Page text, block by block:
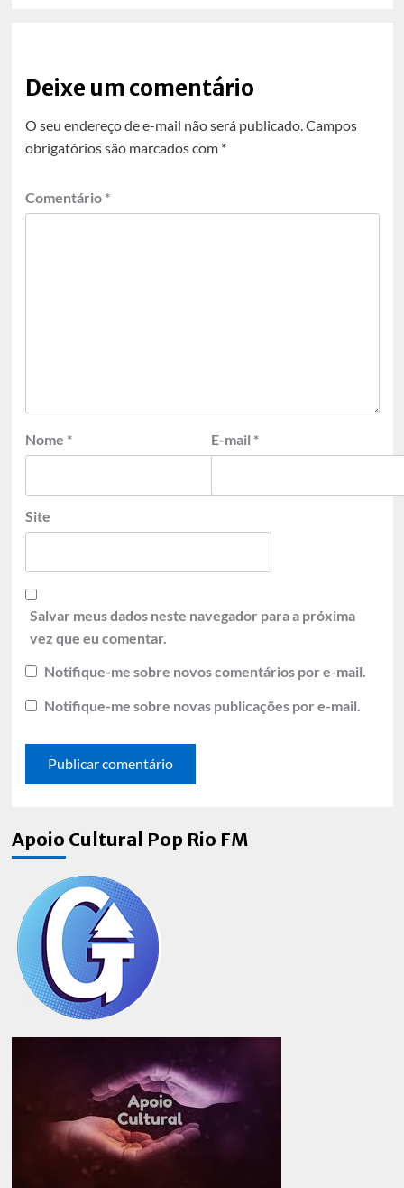
Deixe um comentário
O seu endereço de e-mail não será publicado. Campos
obrigatórios são marcados com *
Comentário *
Nome * E-mail *
Site
Salvar meus dados neste navegador para a próxima
vez que eu comentar.
Notifique-me sobre novos comentários por e-mail.
Notifique-me sobre novas publicações por e-mail.
Apoio Cultural Pop Rio FM